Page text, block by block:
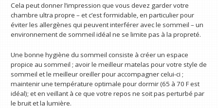
Cela peut donner l’impression que vous devez garder votre
chambre ultra propre – et c’est formidable, en particulier pour
éviter les allergènes qui peuvent interférer avec le sommeil – un
environnement de sommeil idéal ne se limite pas à la propreté.
Une bonne hygiène du sommeil consiste à créer un espace
propice au sommeil ; avoir le meilleur matelas pour votre style de
sommeil et le meilleur oreiller pour accompagner celui-ci ;
maintenir une température optimale pour dormir (65 à 70 F est
idéal); et en veillant à ce que votre repos ne soit pas perturbé par
le bruit et la lumière.